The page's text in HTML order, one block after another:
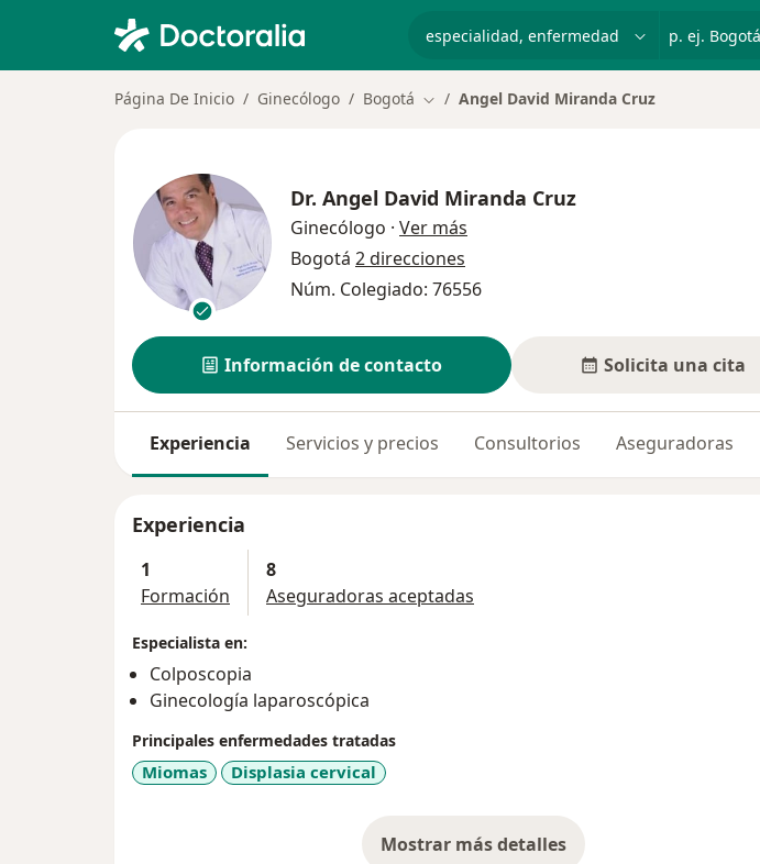
p. ej. Bogotá
Página De Inicio Ginecólogo Bogotá Cambiar de ciudad
Angel David Miranda Cruz
Dr. Angel David Miranda Cruz
Ginecólogo · Ver más
Bogotá 2 direcciones
Núm. Colegiado: 76556
Información de contacto Solicita una cita
Experiencia Servicios y precios Consultorios Aseguradoras
Experiencia
1
Formación
8
Aseguradoras aceptadas
Especialista en:
Colposcopia
Ginecología laparoscópica
Principales enfermedades tratadas
Miomas Displasia cervical
Mostrar más detalles
sobre la experiencia